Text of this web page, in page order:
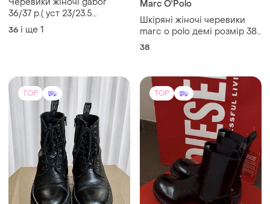
Черевики жіночі gabor
36/37 р.( уст 23/23.5
см,шкіра,нові
36 і ще 1
Marc O'Polo
Шкіряні жіночі черевики
marc o polo демі розмір 38
(24,5 см)
38
TOP TOP